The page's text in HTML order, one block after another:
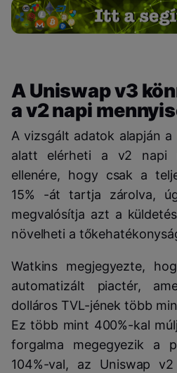
A Uniswap v3
a v2 napi
A vizsgált adatok alapján a
alatt elérheti a v2 napi
ellenére, hogy csak a
15% -át tartja zárolva,
megvalósítja azt a
növelheti a
Watkins megjegyezte,
automatizált piactér,
dolláros TVL-jének több
Ez több mint 400%-kal
forgalma megegyezik a
104%-val, az Uniswap